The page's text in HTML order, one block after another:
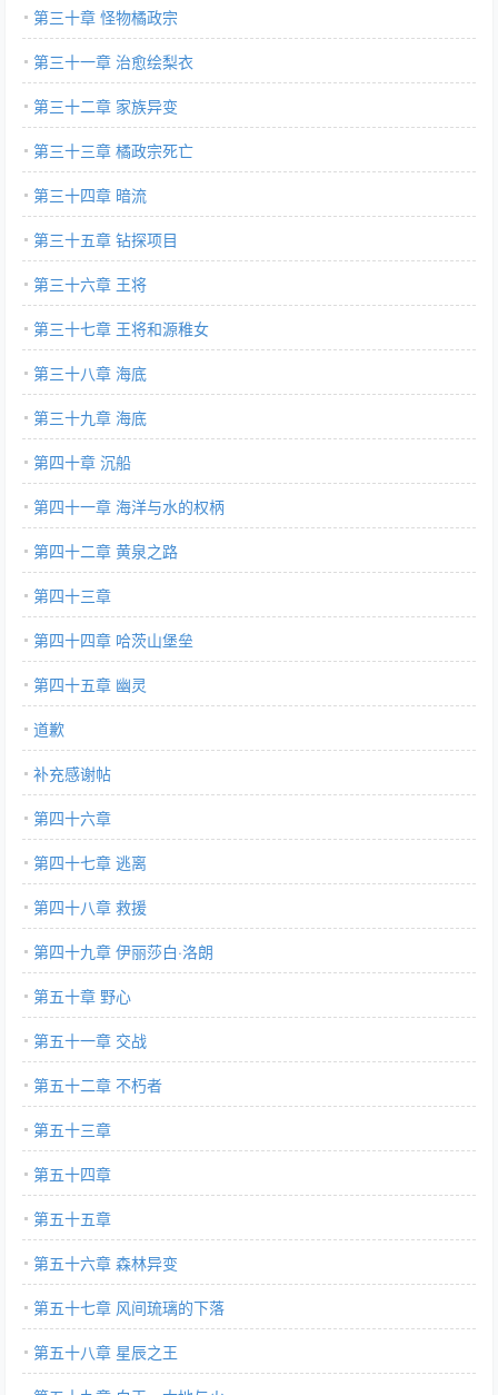
第三十章 怪物橘政宗
第三十一章 治愈绘梨衣
第三十二章 家族异变
第三十三章 橘政宗死亡
第三十四章 暗流
第三十五章 钻探项目
第三十六章 王将
第三十七章 王将和源稚女
第三十八章 海底
第三十九章 海底
第四十章 沉船
第四十一章 海洋与水的权柄
第四十二章 黄泉之路
第四十三章
第四十四章 哈茨山堡垒
第四十五章 幽灵
道歉
补充感谢帖
第四十六章
第四十七章 逃离
第四十八章 救援
第四十九章 伊丽莎白·洛朗
第五十章 野心
第五十一章 交战
第五十二章 不朽者
第五十三章
第五十四章
第五十五章
第五十六章 森林异变
第五十七章 风间琉璃的下落
第五十八章 星辰之王